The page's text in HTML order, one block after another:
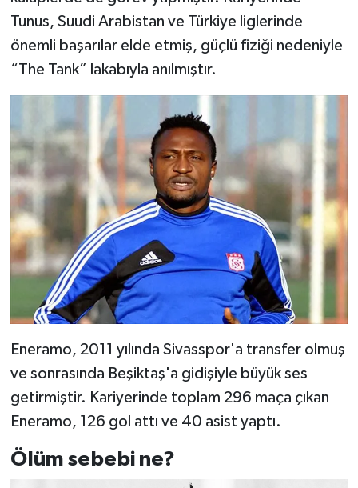
Tunus, Suudi Arabistan ve Türkiye liglerinde
önemli başarılar elde etmiş, güçlü fiziği nedeniyle
“The Tank” lakabıyla anılmıştır.
Eneramo, 2011 yılında Sivasspor'a transfer olmuş
ve sonrasında Beşiktaş'a gidişiyle büyük ses
getirmiştir. Kariyerinde toplam 296 maça çıkan
Eneramo, 126 gol attı ve 40 asist yaptı.
Ölüm sebebi ne?